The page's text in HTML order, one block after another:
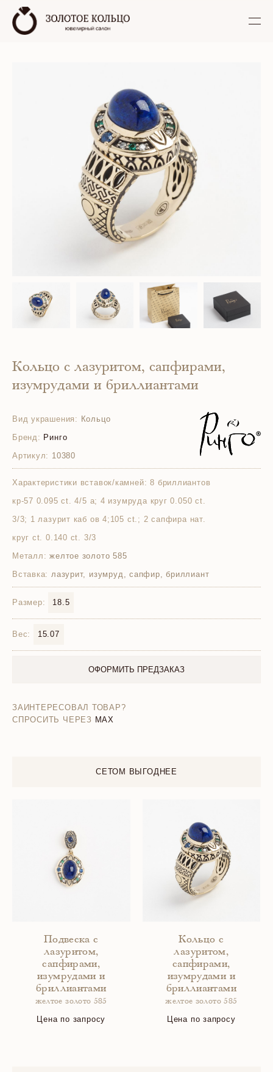
Кольцо с лазуритом, сапфирами,
изумрудами и бриллиантами
Вид украшения: Кольцо
Бренд: Ринго
Артикул: 10380
Характеристики вставок/камней: 8 бриллиантов
кр-57 0.095 ct. 4/5 а; 4 изумруда круг 0.050 ct.
3/3; 1 лазурит каб ов 4;105 ct.; 2 сапфира нат.
круг ct. 0.140 ct. 3/3
Металл: желтое золото 585
Вставка: лазурит, изумруд, сапфир, бриллиант
Размер: 18.5
Вес: 15.07
ОФОРМИТЬ ПРЕДЗАКАЗ
ЗАИНТЕРЕСОВАЛ ТОВАР?
СПРОСИТЬ ЧЕРЕЗ MAX
СЕТОМ ВЫГОДНЕЕ
Подвеска с
лазуритом,
сапфирами,
изумрудами и
бриллиантами
желтое золото 585
Цена по запросу
Кольцо с
лазуритом,
сапфирами,
изумрудами и
бриллиантами
желтое золото 585
Цена по запросу